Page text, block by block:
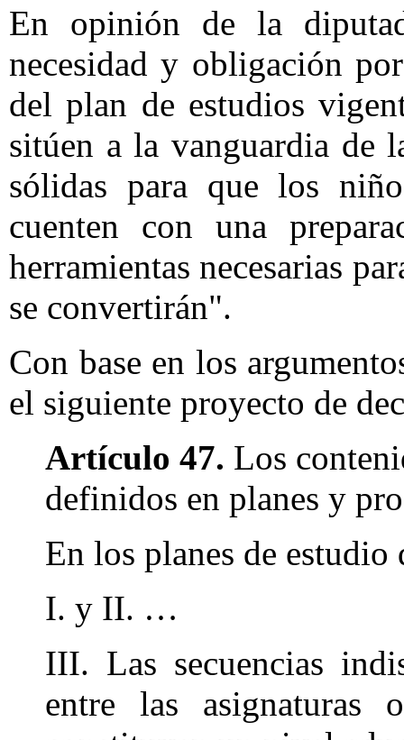
En opinión de la
necesidad y obligación
del plan de estudios
sitúen a la vanguardia de
sólidas para que los
cuenten con una
herramientas necesarias
se convertirán".
Con base en los
el siguiente proyecto de
Artículo 47. Los
definidos en planes y
En los planes de estudio
I. y II. …
III. Las secuencias
entre las asignaturas